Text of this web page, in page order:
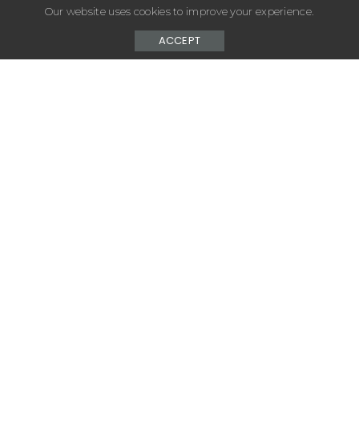
Our website uses cookies to improve your experience.
ACCEPT